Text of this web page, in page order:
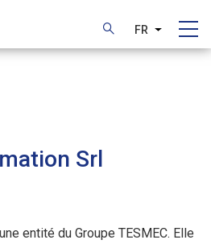
FR Lister les
Srl
entité du Groupe TESMEC. Elle